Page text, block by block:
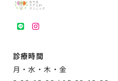
LINEinstagram
診療時間
月・水・木・金